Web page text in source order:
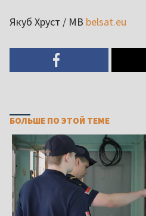
Якуб Хруст / МВ belsat.eu
БОЛЬШЕ ПО ЭТОЙ ТЕМЕ